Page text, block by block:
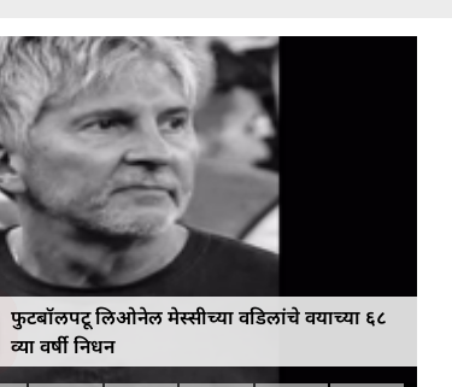
फुटबॉलपटू लिओनेल मेस्सीच्या वडिलांचे वयाच्या ६८
व्या वर्षी निधन